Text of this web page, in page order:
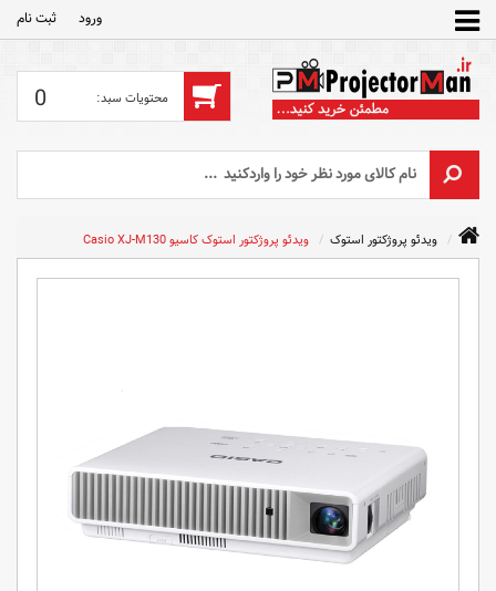
ورود ثبت‌ نام
0
ویدئو پروژکتور استوک ویدئو پروژکتور استوک کاسیو Casio XJ-M130